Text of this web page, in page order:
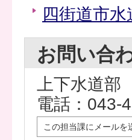
四街道市
お問い合
上下水道
電話：043-
この担当課にメールを